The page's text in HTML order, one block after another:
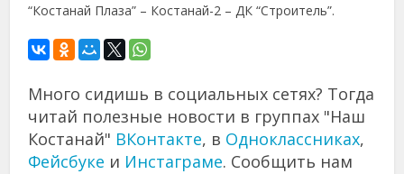
“Костанай Плаза” – Костанай-2 – ДК “Строитель”.
Много сидишь в социальных сетях? Тогда
читай полезные новости в группах "Наш
Костанай" ВКонтакте, в Одноклассниках,
Фейсбуке и Инстаграме. Сообщить нам